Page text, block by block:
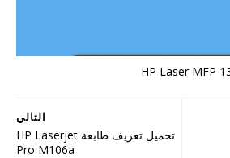
التالي
تحميل تعريف طابعة HP Laserjet
Pro M106a